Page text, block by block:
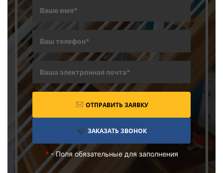
ОТПРАВИТЬ ЗАЯВКУ
ЗАКАЗАТЬ ЗВОНОК
*- Поля обязательные для заполнения